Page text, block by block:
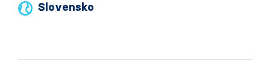
Slovensko